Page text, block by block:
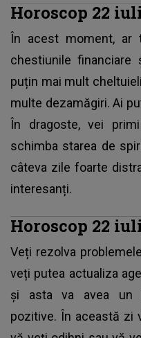
Horoscop 22
În acest moment, ar
chestiunile financiare
puțin mai mult
multe dezamăgiri. Ai
În dragoste, vei
schimba starea de
câteva zile foarte
interesanți.
Horoscop 22
Veți rezolva
veți putea actualiza
și asta va avea un
pozitive. În această zi